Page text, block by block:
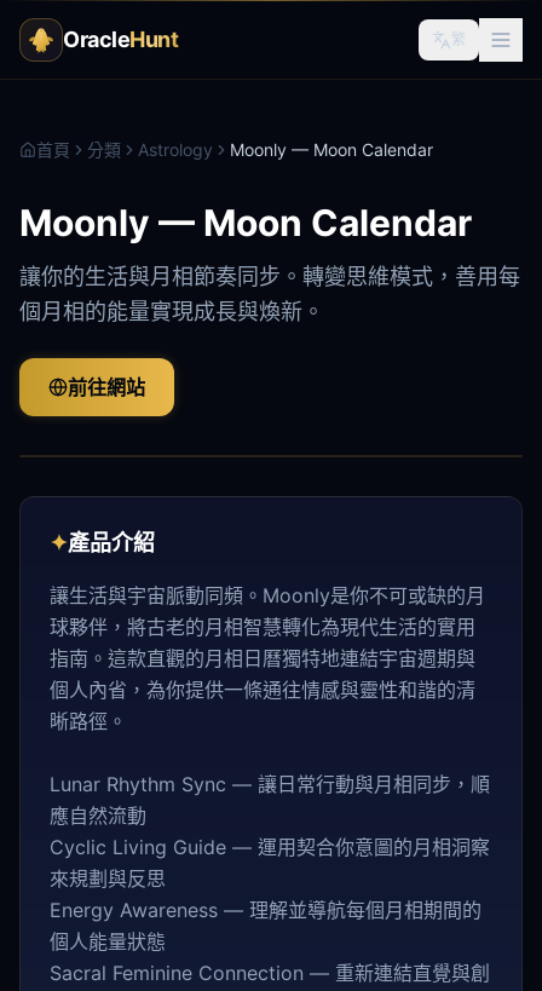
OracleHunt 繁
首頁 分類 Astrology Moonly — Moon Calendar
Moonly — Moon Calendar
讓你的生活與月相節奏同步。轉變思維模式，善用每
個月相的能量實現成長與煥新。
前往網站
✦產品介紹
讓生活與宇宙脈動同頻。Moonly是你不可或缺的月
球夥伴，將古老的月相智慧轉化為現代生活的實用
指南。這款直觀的月相日曆獨特地連結宇宙週期與
個人內省，為你提供一條通往情感與靈性和諧的清
晰路徑。
Lunar Rhythm Sync — 讓日常行動與月相同步，順
應自然流動
Cyclic Living Guide — 運用契合你意圖的月相洞察
來規劃與反思
Energy Awareness — 理解並導航每個月相期間的
個人能量狀態
Sacral Feminine Connection — 重新連結直覺與創